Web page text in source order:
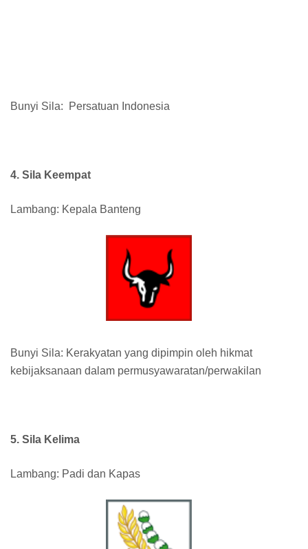
Bunyi Sila: Persatuan Indonesia
4. Sila Keempat
Lambang: Kepala Banteng
Bunyi Sila: Kerakyatan yang dipimpin oleh hikmat
kebijaksanaan dalam permusyawaratan/perwakilan
5. Sila Kelima
Lambang: Padi dan Kapas